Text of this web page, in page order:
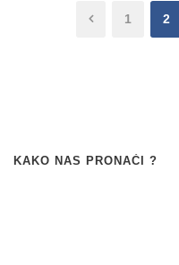
1 2
KAKO NAS PRONAĆI ?